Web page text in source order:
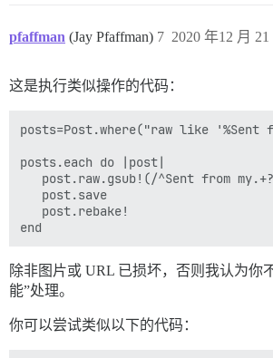
pfaffman (Jay Pfaffman) 2020 年12 月
7
这是执行类似操作的代码：
posts=Post.where("raw like '%Sent
posts.each do |post|
post.raw.gsub!(/^Sent from
   post.save
   post.rebake!
除非图片或 URL 已损坏，否则我认为你
能”处理。
你可以尝试类似以下的代码：